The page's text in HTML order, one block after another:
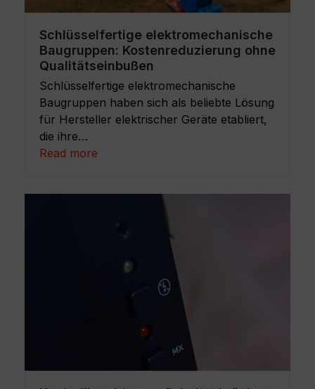
Schlüsselfertige elektromechanische
Baugruppen: Kostenreduzierung ohne
Qualitätseinbußen
Schlüsselfertige elektromechanische
Baugruppen haben sich als beliebte Lösung
für Hersteller elektrischer Geräte etabliert,
die ihre…
Read more